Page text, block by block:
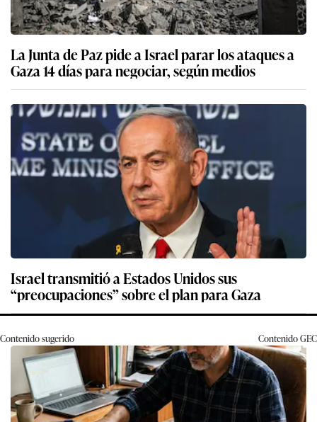
La Junta de Paz pide a Israel parar los ataques a
Gaza 14 días para negociar, según medios
Israel transmitió a Estados Unidos sus
“preocupaciones” sobre el plan para Gaza
Contenido sugerido ContenidoGEC